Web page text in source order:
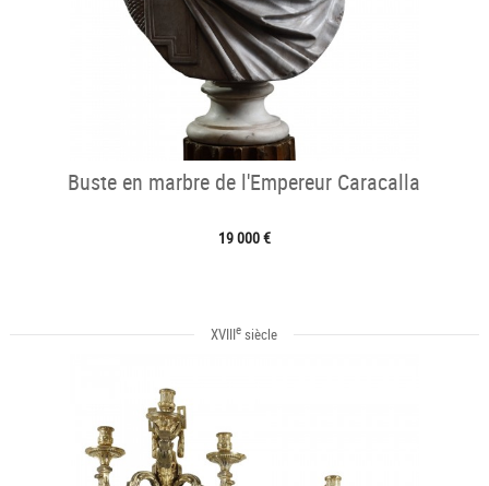
Buste en marbre de l'Empereur Caracalla
19 000 €
XVIIIe siècle